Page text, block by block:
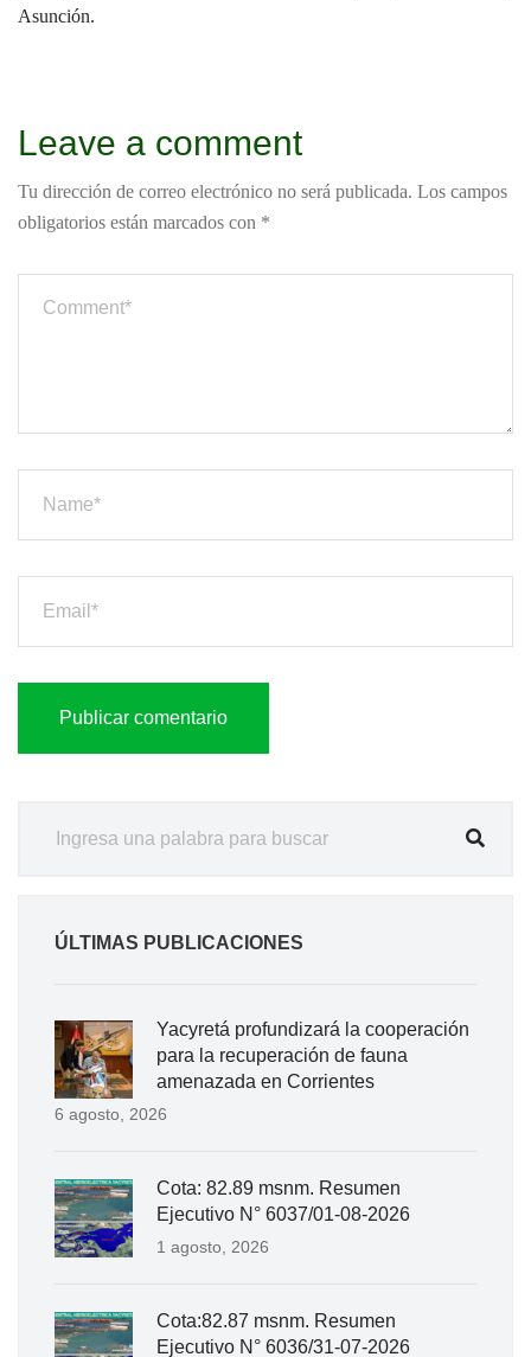
Asunción.
Leave a comment
Tu dirección de correo electrónico no será publicada. Los campos
obligatorios están marcados con *
ÚLTIMAS PUBLICACIONES
Yacyretá profundizará la cooperación
para la recuperación de fauna
amenazada en Corrientes
6 agosto, 2026
Cota: 82.89 msnm. Resumen
Ejecutivo N° 6037/01-08-2026
1 agosto, 2026
Cota:82.87 msnm. Resumen
Ejecutivo N° 6036/31-07-2026